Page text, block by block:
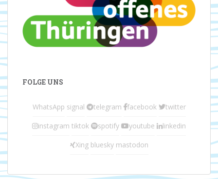
FOLGE UNS
WhatsApp signal telegram facebook twitter
instagram tiktok spotify youtube linkedin
Xing bluesky mastodon